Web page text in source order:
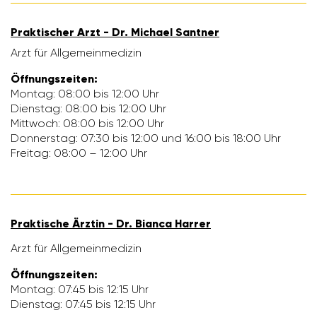
Prak­ti­scher Arzt - Dr. Michael Santner
Arzt für Allge­mein­me­dizin
Öffnungs­zeiten:
Montag: 08:00 bis 12:00 Uhr
Dienstag: 08:00 bis 12:00 Uhr
Mitt­woch: 08:00 bis 12:00 Uhr
Donnerstag: 07:30 bis 12:00 und 16:00 bis 18:00 Uhr
Freitag: 08:00 – 12:00 Uhr
Prak­ti­sche Ärztin - Dr. Bianca Harrer
Arzt für Allge­mein­me­dizin
Öffnungs­zeiten:
Montag: 07:45 bis 12:15 Uhr
Dienstag: 07:45 bis 12:15 Uhr